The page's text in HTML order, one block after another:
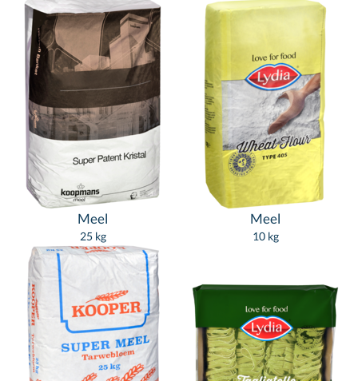
Meel
25 kg
Meel
10 kg